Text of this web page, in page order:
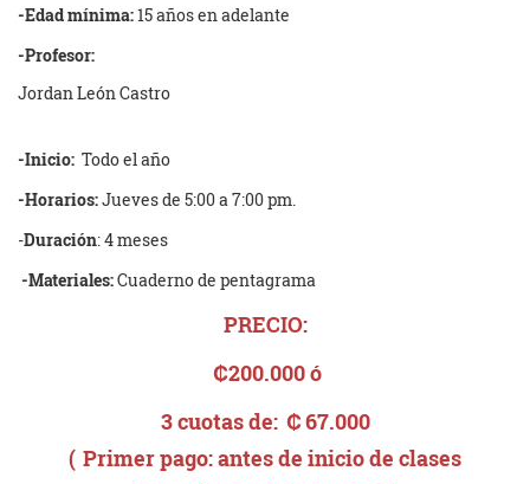
-Edad mínima:15 años en adelante
-Profesor:
Jordan León Castro
-Inicio: Todo el año
-Horarios:Jueves de 5:00 a 7:00 pm.
-Duración: 4 meses
-Materiales:Cuaderno de pentagrama
PRECIO:
₡200.000 ó
3 cuotas de: ₡67.000
( Primer pago: antes de inicio de clases